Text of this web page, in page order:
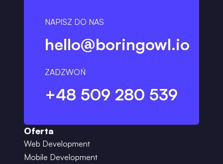
NAPISZ DO NAS
hello@boringowl.io
ZADZWOŃ
+48 509 280 539
Oferta
Web Development
Mobile Development